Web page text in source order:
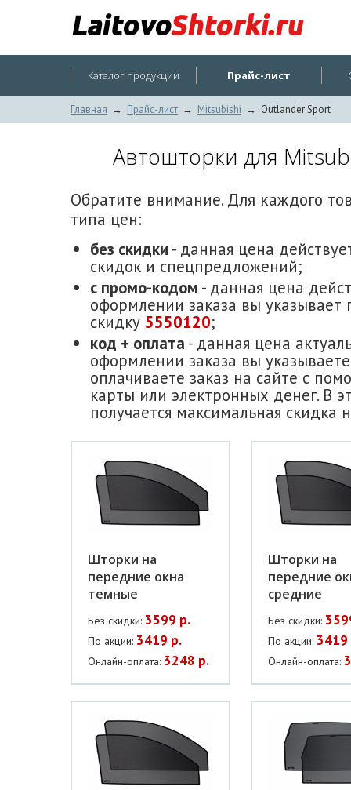
Каталог продукции Прайс-лист
Главная → Прайс-лист → Mitsubishi → Outlander Sport
Автошторки для
Обратите внимание. Для каждого
типа цен:
без скидки - данная цена
скидок и спецпредложений;
с промо-кодом - данная цена
оформлении заказа вы указывает
скидку 5550120;
код + оплата - данная цена
оформлении заказа вы
оплачиваете заказ на сайте с
карты или электронных денег. В
получается максимальная скидка
Шторки на
передние окна
темные
Без скидки: 3599 р.
По акции: 3419 р.
Онлайн-оплата: 3248 р.
Шторки на
передние
средние
Без скидки:
По акции: 3419
Онлайн-оплата: